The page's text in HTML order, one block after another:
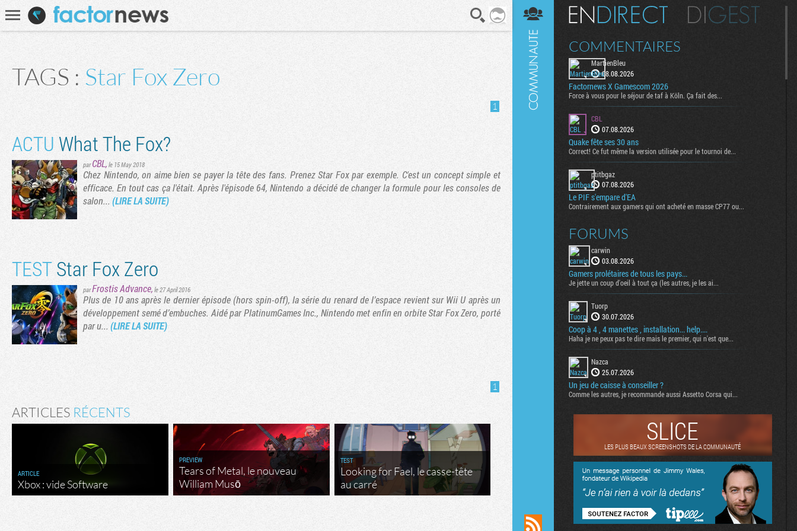
TAGS : Star Fox Zero
1
ACTU What The Fox?
parCBL, le 15 May 2018
Chez Nintendo, on aime bien se payer la tête des fans. Prenez Star Fox par exemple. C'est un concept simple et
efficace. En tout cas ça l'était. Après l'épisode 64, Nintendo a décidé de changer la formule pour les consoles de
salon... (LIRE LA SUITE)
TESTStar Fox Zero
parFrostis Advance, le 27 April 2016
Plus de 10 ans après le dernier épisode (hors spin-off), la série du renard de l’espace revient sur Wii U après un
développement semé d’embuches. Aidé par PlatinumGames Inc., Nintendo met enfin en orbite Star Fox Zero, porté
par u... (LIRE LA SUITE)
1
ARTICLES RÉCENTS
ARTICLE
Xbox : vide Software
PREVIEW
Tears of Metal, le nouveau
William Musō
TEST
Looking for Fael, le casse-tête
au carré
Digest
COMMENTAIRES
MartienBleu
08.08.2026
Factornews X Gamescom 2026
Force à vous pour le séjour de taf à Köln. Ça fait des...
CBL
07.08.2026
Quake fête ses 30 ans
Correct! Ce fut même la version utilisée pour le tournoi de...
ptitbgaz
07.08.2026
Le PIF s'empare d'EA
Contrairement aux gamers qui ont acheté en masse CP77 ou...
FORUMS
carwin
03.08.2026
Gamers prolétaires de tous les pays...
Je jette un coup d'oeil à tout ça (les autres, je les ai...
Tuorp
30.07.2026
Coop à 4 , 4 manettes , installation... help....
Haha je ne peux pas te dire mais le premier, qui n'est que...
Nazca
25.07.2026
Un jeu de caisse à conseiller ?
Comme les autres, je recommande aussi Assetto Corsa qui...
SLICE
LES PLUS BEAUX SCREENSHOTS DE LA COMMUNAUTÉ